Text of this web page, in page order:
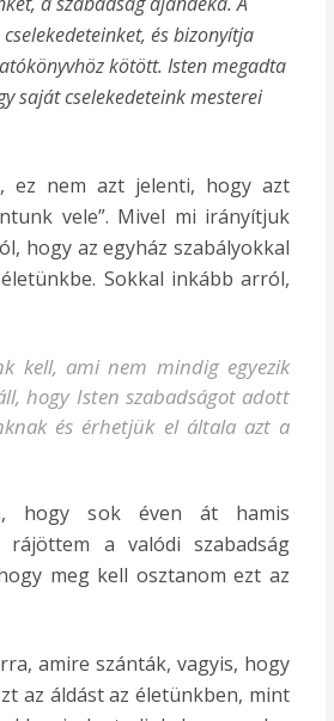
és bizonyítja
kötött. Isten megadta
saját cselekedeteink mesterei
ez nem azt jelenti, hogy azt
vele”. Mivel mi irányítjuk
hogy az egyház szabályokkal
Sokkal inkább arról,
kell, ami nem mindig egyezik
hogy Isten szabadságot adott
és érhetjük el általa azt a
hogy sok éven át hamis
rájöttem a valódi szabadság
meg kell osztanom ezt az
amire szánták, vagyis, hogy
az áldást az életünkben, mint